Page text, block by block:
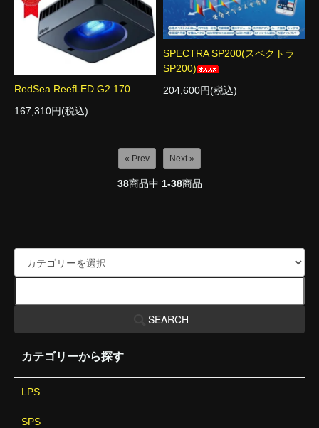
RedSea ReefLED G2 170
167,310円(税込)
SPECTRA SP200(スペクトラ
SP200)
204,600円(税込)
« Prev Next »
38商品中 1-38商品
SEARCH
カテゴリーから探す
LPS
SPS